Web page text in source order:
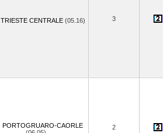
TRIESTE CENTRALE (05.16) 3
PORTOGRUARO-CAORLE
2